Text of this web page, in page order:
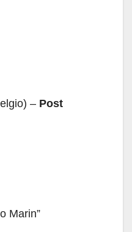
– Post
Marin”